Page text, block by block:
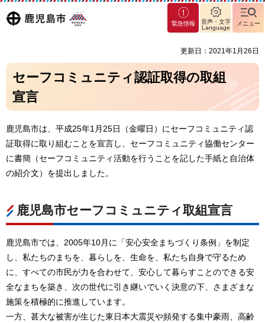
鹿児島
マグ
マシ
緊急情報
音声・文字
Language
メニュー
更新日：2021年1月26日
セーフコミュニティ認証取得の取組
宣言
鹿児島市は、平成25年1月25日（金曜日）にセーフコミュニティ認
証取得に取り組むことを宣言し、セーフコミュニティ協働センター
に書簡（セーフコミュニティ活動を行うことを記した手紙と自治体
の紹介文）を提出しました。
鹿児島市セーフコミュニティ取組宣言
鹿児島市では、2005年10月に「安心安全まちづくり条例」を制定
し、私たちのまちを、暮らしを、生命を、私たち自身で守るため
に、すべての市民が力を合わせて、安心して暮らすことのできる安
全なまちを築き、次の世代に引き継いでいく決意の下、さまざまな
施策を積極的に推進しています。
一方、甚大な被害が生じた東日本大震災や頻発する集中豪雨、高齢